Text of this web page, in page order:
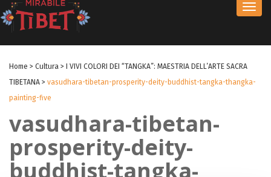
Home > Cultura >
I VIVI COLORI DEI “TANGKA”: MAESTRIA DELL’ARTE SACRA
TIBETANA > vasudhara-tibetan-prosperity-deity-buddhist-tangka-thangka-
painting-five
vasudhara-tibetan-
prosperity-deity-
buddhist-tangka-